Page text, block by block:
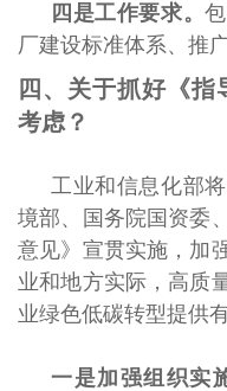
四是工作要求。
厂建设标准体系、推
四、关于抓好《
考虑？
工业和信息化部
境部、国务院国资委
意见》宣贯实施，加
业和地方实际，高质
业绿色低碳转型提供
一是加强组织实